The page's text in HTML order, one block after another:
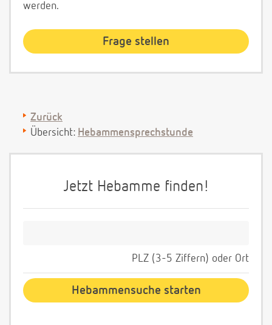
werden.
Zurück
Übersicht: Hebammensprechstunde
Jetzt Hebamme finden!
PLZ (3-5 Ziffern) oder Ort